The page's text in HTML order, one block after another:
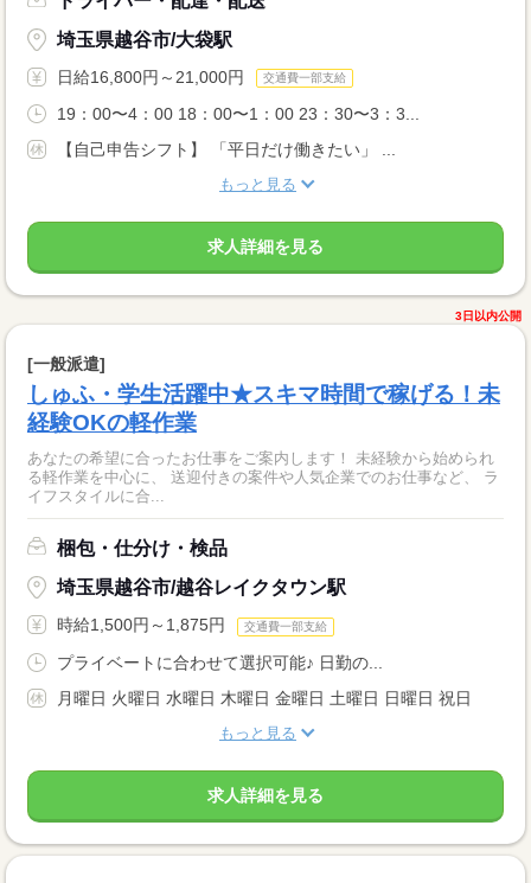
埼玉県越谷市/大袋駅
日給16,800円～21,000円 交通費一部支給
19：00〜4：00 18：00〜1：00 23：30〜3：3...
【自己申告シフト】 「平日だけ働きたい」 ...
もっと見る
求人詳細を見る
3日以内公開
[一般派遣]
しゅふ・学生活躍中★スキマ時間で稼げる！未
経験OKの軽作業
あなたの希望に合ったお仕事をご案内します！ 未経験から始められ
る軽作業を中心に、 送迎付きの案件や人気企業でのお仕事など、 ラ
イフスタイルに合...
梱包・仕分け・検品
埼玉県越谷市/越谷レイクタウン駅
時給1,500円～1,875円 交通費一部支給
プライベートに合わせて選択可能♪ 日勤の...
月曜日 火曜日 水曜日 木曜日 金曜日 土曜日 日曜日 祝日
もっと見る
求人詳細を見る